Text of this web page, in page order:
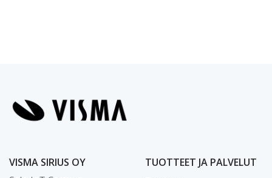
VISMA SIRIUS OY
TUOTTEET JA PALVELUT